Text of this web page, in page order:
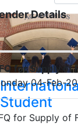
Student
Details
for Supply
04-Feb-
for Supply of